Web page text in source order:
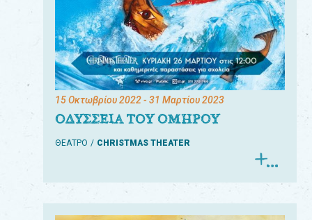
15 Οκτωβρίου 2022- 31 Μαρτίου 2023
ΟΔΥΣΣΕΙΑ ΤΟΥ ΟΜΗΡΟΥ
ΘΕΑΤΡΟ CHRISTMAS THEATER